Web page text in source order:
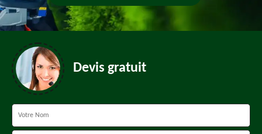
Devis gratuit